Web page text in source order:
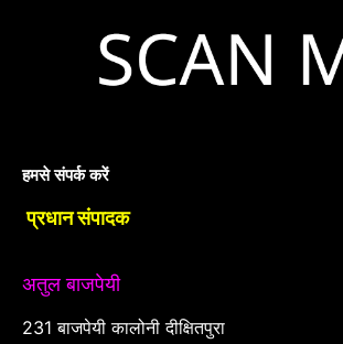
हमसे संपर्क करें
प्रधान संपादक
अतुल बाजपेयी
231 बाजपेयी कालोनी दीक्षितपुरा